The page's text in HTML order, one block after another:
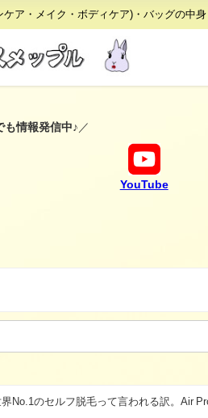
ア・メイク・ボディケア)・バッグの中
も情報発信中♪ ／
YouTube
No.1のセルフ脱毛って言われる訳。Air